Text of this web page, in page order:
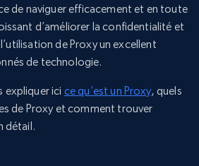
de naviguer efficacement et en toute
d’améliorer la confidentialité et
de Proxy un excellent
de technologie.
expliquer ici ce qu’est un Proxy, quels
de Proxy et comment trouver
détail.